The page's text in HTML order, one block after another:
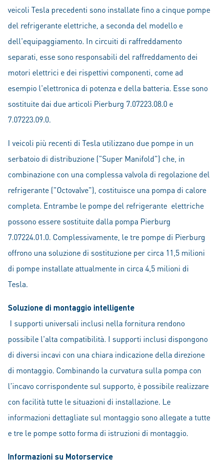
veicoli Tesla precedenti sono installate fino a cinque pompe
del refrigerante elettriche, a seconda del modello e
dell'equipaggiamento. In circuiti di raffreddamento
separati, esse sono responsabili del raffreddamento dei
motori elettrici e dei rispettivi componenti, come ad
esempio l'elettronica di potenza e della batteria. Esse sono
sostituite dai due articoli Pierburg 7.07223.08.0 e
7.07223.09.0.
I veicoli più recenti di Tesla utilizzano due pompe in un
serbatoio di distribuzione ("Super Manifold") che, in
combinazione con una complessa valvola di regolazione del
refrigerante ("Octovalve"), costituisce una pompa di calore
completa. Entrambe le pompe del refrigerante elettriche
possono essere sostituite dalla pompa Pierburg
7.07224.01.0. Complessivamente, le tre pompe di Pierburg
offrono una soluzione di sostituzione per circa 11,5 milioni
di pompe installate attualmente in circa 4,5 milioni di
Tesla.
Soluzione di montaggio intelligente
I supporti universali inclusi nella fornitura rendono
possibile l'alta compatibilità. I supporti inclusi dispongono
di diversi incavi con una chiara indicazione della direzione
di montaggio. Combinando la curvatura sulla pompa con
l'incavo corrispondente sul supporto, è possibile realizzare
con facilità tutte le situazioni di installazione. Le
informazioni dettagliate sul montaggio sono allegate a tutte
e tre le pompe sotto forma di istruzioni di montaggio.
Informazioni su Motorservice